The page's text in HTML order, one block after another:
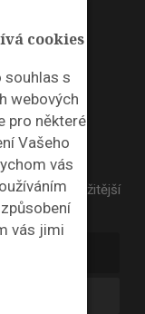
cookies
souhlas s
webových
pro některé
Vašeho
vás
vás jimi
ty nejdůležitější